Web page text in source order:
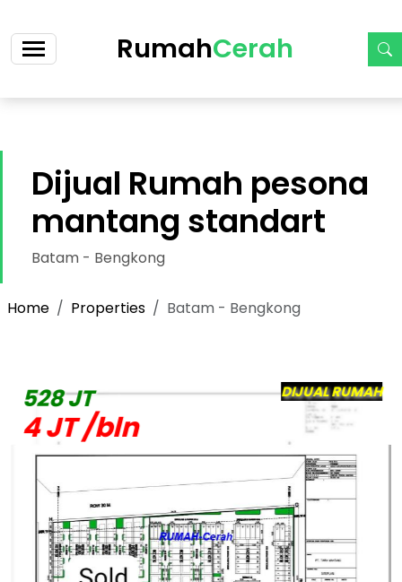
RumahCerah
Dijual Rumah pesona
mantang standart
Batam - Bengkong
Home Properties Batam - Bengkong
DIJUAL RUMAH
528 JT
4 JT /bln